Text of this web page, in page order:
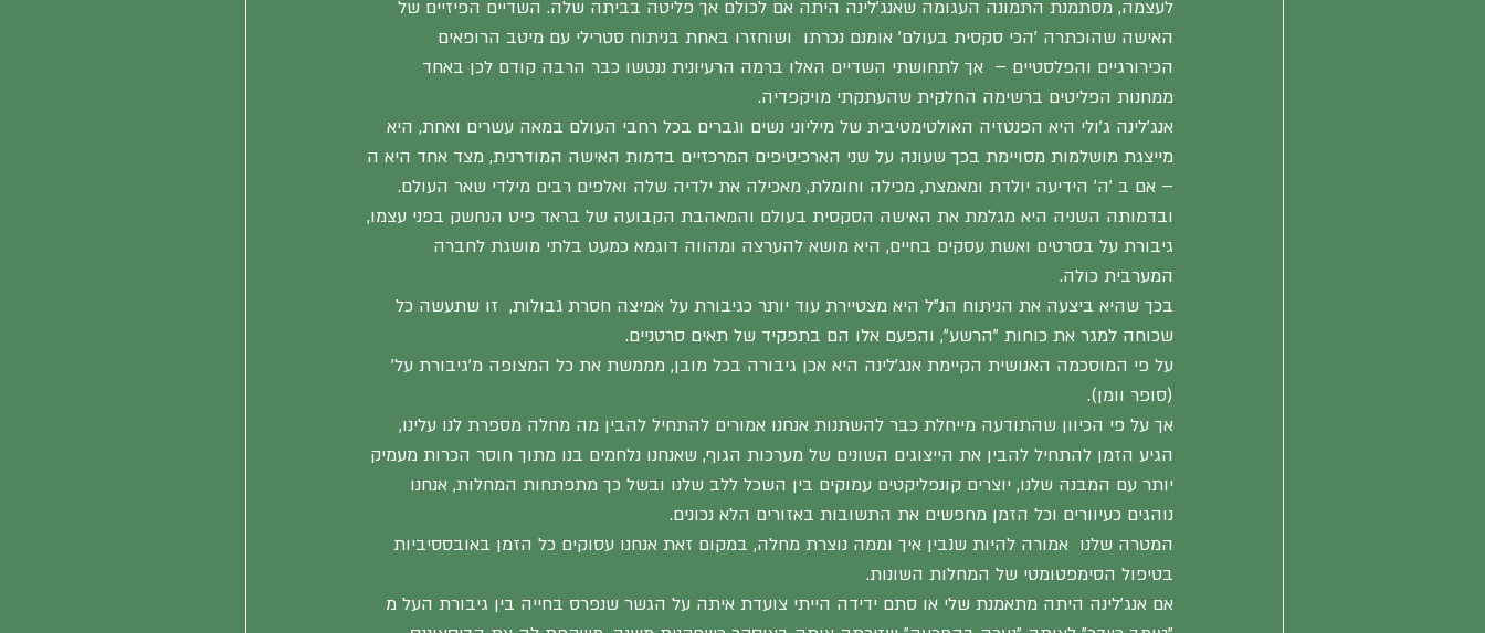
לעצמה, מסתמנת התמונה העגומה שאנג'לינה היתה אם לכולם אך פליטה בביתה שלה. השדיים הפיזיים של
האישה שהוכתרה 'הכי סקסית בעולם' אומנם נכרתו  ושוחזרו באחת בניתוח סטרילי עם מיטב הרופאים
הכירורגיים והפלסטיים –  אך לתחושתי השדיים האלו ברמה הרעיונית ננטשו כבר הרבה קודם לכן באחד
ממחנות הפליטים ברשימה החלקית שהעתקתי מויקפדיה.
אנג'לינה ג'ולי היא הפנטזיה האולטימטיבית של מיליוני נשים וגברים בכל רחבי העולם במאה עשרים ואחת, היא
מייצגת מושלמות מסויימת בכך שעונה על שני הארכיטיפים המרכזיים בדמות האישה המודרנית, מצד אחד היא ה
– אם ב 'ה' הידיעה יולדת ומאמצת, מכילה וחומלת, מאכילה את ילדיה שלה ואלפים רבים מילדי שאר העולם.
ובדמותה השניה היא מגלמת את האישה הסקסית בעולם והמאהבת הקבועה של בראד פיט הנחשק בפני עצמו,
גיבורת על בסרטים ואשת עסקים בחיים, היא מושא להערצה ומהווה דוגמא כמעט בלתי מושגת לחברה
המערבית כולה.
בכך שהיא ביצעה את הניתוח הנ"ל היא מצטיירת עוד יותר כגיבורת על אמיצה חסרת גבולות,  זו שתעשה כל
שכוחה למגר את כוחות "הרשע", והפעם אלו הם בתפקיד של תאים סרטניים.
על פי המוסכמה האנושית הקיימת אנג'לינה היא אכן גיבורה בכל מובן, מממשת את כל המצופה מ'גיבורת על'
(סופר וומן).
אך על פי הכיוון שהתודעה מייחלת כבר להשתנות אנחנו אמורים להתחיל להבין מה מחלה מספרת לנו עלינו,
הגיע הזמן להתחיל להבין את הייצוגים השונים של מערכות הגוף, שאנחנו נלחמים בנו מתוך חוסר הכרות מעמיק
יותר עם המבנה שלנו, יוצרים קונפליקטים עמוקים בין השכל ללב שלנו ובשל כך מתפתחות המחלות, אנחנו
נוהגים כעיוורים וכל הזמן מחפשים את התשובות באזורים הלא נכונים.
המטרה שלנו  אמורה להיות שנבין איך וממה נוצרת מחלה, במקום זאת אנחנו עסוקים כל הזמן באובססיביות
בטיפול הסימפטומטי של המחלות השונות.
אם אנג'לינה היתה מתאמנת שלי או סתם ידידה הייתי צועדת איתה על הגשר שנפרס בחייה בין גיבורת העל מ